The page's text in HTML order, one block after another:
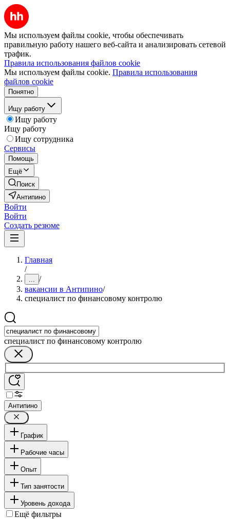
Мы используем файлы cookie, чтобы обеспечивать
правильную работу нашего веб-сайта и анализировать сетевой
трафик.
Правила использования файлов cookie
Мы используем файлы cookie. Правила использования
файлов cookie
Понятно
Ищу работу
Ищу работу
Ищу работу
Ищу сотрудника
Сервисы
Помощь
Ещё
Поиск
Антипино
Войти
Войти
Создать резюме
Главная
/
... /
вакансии в Антипино/
специалист по финансовому контролю
специалист по финансовому контролю
Антипино
График
Рабочие часы
Опыт
Тип занятости
Уровень дохода
Ещё фильтры